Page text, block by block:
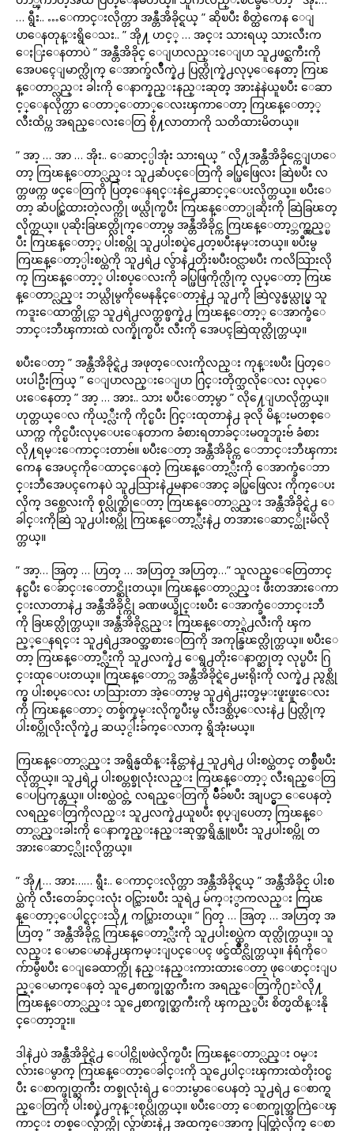
… ရွီး.. …ေကာင္းလိုက္တာ အန္တီအိခိုင္ရယ္ ” ဆိုၿပီး စိတ္ထဲကေန ေျ
ပာေနတုန္းရွိေသး.. ” အို႔ ဟင့္ … အင္း သားရယ္ သားလီးက
ေႏြးေနတာပဲ ” အန္တီအိခိုင္ ေျပာလည္းေျပာ သူ႕ဖင္ႀကီးကို
အေပၚေျမာက္လိုက္ ေအာက္ခ်လိဳက္နဲ႕ ပြတ္လိုက္နဲ႕လုပ္ေနေတာ့ ကြၽ
န္ေတာ္လည္း ခါးကို ေနာက္နည္းနည္းဆုတ္ အားနဲနဲယူၿပီး ေဆာ
င့္ေနလိုက္တာ ေတာ္ေတာ္ေလးၾကာေတာ့ ကြၽန္ေတာ့္
လီးထိပ္က အရည္ေလးေတြ စို႔လာတာကို သတိထားမိတယ္။
” အာ့ … အာ … အိုး.. ေဆာင့္ပါအုံး သားရယ္ ” လို႔အန္တီအိခိုင္ကေျပာေ
တာ့ ကြၽန္ေတာ္လည္း သူ႕ဆံပင္ေတြကို ခပ္ဖြဖြေလး ဆြဲၿပီး လ
က္တဖက္က ဖင္ေတြကို ပြတ္ေနရင္းနဲ႕ေဆာင့္ေပးလိုက္တယ္။ ၿပီးေ
တာ့ ဆံပင္ဆြဲထားတဲ့လက္ကို ဖယ္လိုက္ၿပီး ကြၽန္ေတာ္ပုဆိုးကို ဆြဲခြၽတ္
လိုက္တယ္။ ပုဆိုးခြၽတ္လိုက္ေတာ့မွ အန္တီအိခိုင္က ကြၽန္ေတာ့္ဘက္လွည့္ၿ
ပီး ကြၽန္ေတာ့္ ပါးစပ္ကို သူ႕ပါးစပ္နဲ႕ေတ့ၿပီးနမ္းတယ္။ ၿပီးမွ
ကြၽန္ေတာ့္ပါးစပ္ထဲကို သူ႕ရဲ႕ လွ်ာနဲ႕တိုးၿပီးဝင္လာၿပီး ကလိသြားလို
က္ ကြၽန္ေတာ့္ ပါးစပ္ေလးကို ခပ္ဖြဖြကိုက္လိုက္ လုပ္ေတာ့ ကြၽ
န္ေတာ္လည္း ဘယ္လိုမွကိုမေနနိုင္ေတာ့နဲ႕ သူ႕ကို ဆြဲလွန္မယ္လုပ္မွ သူ
ကဒူးေထာက္ထိုင္ကာ သူ႕ရဲ႕လက္တစ္ဖက္နဲ႕ ကြၽန္ေတာ့္ ေအာက္ခံေ
ဘာင္းဘီၾကားထဲ လက္နိုက္ၿပီး လီးကို အေပၚဆြဲထုတ္လိုက္တယ္။
ၿပီးေတာ့ ” အန္တီအိခိုင္ရဲ႕ အဖုတ္ေလးကိုလည္း ကုန္းၿပီး ပြတ္ေ
ပးပါဦးကြယ္ ” ေျပာလည္းေျပာ ဂြင္းတိုက္သလိုေလး လုပ္ေ
ပးေနေတာ့ ” အာ့ … အား.. သား ၿပီးေတာ့မွာ ” လို႔ေျပာလိုက္တယ္။
ဟုတ္တယ္ေလ ကိုယ့္လီးကို ကိုင္ၿပီး ဂြင္းထုတာနဲ႕ ခုလို မိန္းမတစ္ေ
ယာက္က ကိုင္ၿပီးလုပ္ေပးေနတာက ခံစားရတာခ်င္းမတူဘူးဗ် ခံစား
လို႔ရမ္းေကာင္းတာဗ်။ ၿပီးေတာ့ အန္တီအိခိုင္က ေဘာင္းဘီၾကား
ကေန အေပၚကိုေထာင္ေနတဲ့ ကြၽန္ေတာ့္လီးကို ေအာက္ခံေဘာ
င္းဘီအေပၚကေနပဲ သူ႕သြားနဲ႕မနာေအာင္ ခပ္ဖြဖြေလး ကိုက္ေပး
လိုက္ ဒစ္ကေလးကို စုပ္လိုက္ဆိုေတာ့ ကြၽန္ေတာ္လည္း အန္တီအိခိုင္ရဲ႕ ေ
ခါင္းကိုဆြဲ သူ႕ပါးစပ္ကို ကြၽန္ေတာ့္လီးနဲ႕ တအားေဆာင့္ထိုးမိလို
က္တယ္။
” အာ့… အြတ္ … ဟြတ္ … အဟြတ္ အဟြတ္…” သူလည္ေတြေတာင္
နင္ၿပီး ေခ်ာင္းေတာင္ဆိုးတယ္။ ကြၽန္ေတာ္လည္း ဖီးတအားေကာ
င္းလာတာနဲ႕ အန္တီအိခိုင္ကို ခဏဖယ္ခိုင္းၿပီး ေအာက္ခံေဘာင္းဘီ
ကို ခြၽတ္လိုက္တယ္။ အန္တီအိခိုင္လည္း ကြၽန္ေတာ့္ရဲ႕လီးကို ၾက
ည့္ေနရင္း သူ႕ရဲ႕အဝတ္အစားေတြကို အကုန္ခြၽတ္လိုက္တယ္။ ၿပီးေ
တာ့ ကြၽန္ေတာ့္လီးကို သူ႕လက္နဲ႕ ေရွ႕တိုးေနာက္ဆုတ္ လုပ္ၿပီး ဂြ
င္းထုေပးတယ္။ ကြၽန္ေတာ္က အန္တီအိခိုင္ရဲ႕ေမးရိုးကို လက္နဲ႕ ညွစ္လို
က္မွ ပါးစပ္ေလး ဟသြားတာ အဲ့ေတာ့မွ သူ႕ရဲ႕ႏႈတ္ခမ္းဖူးဖူးေလး
ကို ကြၽန္ေတာ္ တစ္ခ်က္နမ္းလိုက္ၿပီးမွ လီးဒစ္ထိပ္ေလးနဲ႕ ပြတ္လိုက္
ပါးစပ္ကိုလိုးလိုက္နဲ႕ ဆယ့္ငါးခ်က္ေလာက္ ရွိအုံးမယ္။
ကြၽန္ေတာ္လည္း အရွိန္မထိန္းနိုင္တာနဲ႕ သူ႕ရဲ႕ ပါးစပ္ထဲတင္ တစ္ခ်ီၿပီး
လိုက္တယ္။ သူ႕ရဲ႕ ပါးစပ္တစ္ခုလုံးလည္း ကြၽန္ေတာ့္ လီးရည္ေတြ
ေပပြကုန္တယ္။ ပါးစပ္ထဲဝင္တဲ့ လရည္ေတြကို မ်ိဳခ်ၿပီး အျပင္မွာ ေပေနတဲ့
လရည္ေတြကိုလည္း သူ႕လက္နဲ႕ယူၿပီး စုပ္ျပေတာ့ ကြၽန္ေ
တာ္လည္းခါးကို ေနာက္နည္းနည္းဆုတ္အရွိန္ယူၿပီး သူ႕ပါးစပ္ကို တ
အားေဆာင့္လိုးလိုက္တယ္။
” အို႔… အား…… ရွီး.. ေကာင္းလိုက္တာ အန္တီအိခိုင္ရယ္ ” အန္တီအိခိုင္ ပါးစ
ပ္ထဲကို လီးတေခ်ာင္းလုံး ဝင္သြားၿပီး သူရဲ႕ မ်က္ႏွာကလည္း ကြၽ
န္ေတာ့္ေပါင္ရင္းသို႔ ကပ္သြားတယ္။ ” ဂြတ္ … အြတ္ … အဟြတ္ အ
ဟြတ္ ” အန္တီအိခိုင္က ကြၽန္ေတာ့္လီးကို သူ႕ပါးစပ္ထဲက ထုတ္လိုက္တယ္။ သူ
လည္း ေမာေမာနဲ႕ၾကမ္းျပင္ေပၚ ဖင္ခ်ထိဳင္လိုက္တယ္။ နံရံကိုေ
က်ာမွီၿပီး ေျခေထာက္ကို နည္းနည္းကားထားေတာ့ ဖုေဖာင္းျပ
ည့္ေမာက္ေနတဲ့ သူ႕ေစာက္ဖုတ္ႀကီးက အရည္ေတြကို႐ႊဲလို႔
ကြၽန္ေတာ္လည္း သူ႕ေစာက္ဖုတ္ႀကီးကို ၾကည့္ၿပီး စိတ္မထိန္းနို
င္ေတာ့ဘူး။
ဒါနဲ႕ပဲ အန္တီအိခိုင္ရဲ႕ ေပါင္ကိုၿဖဲလိုက္ၿပီး ကြၽန္ေတာ္လည္း ဝမ္း
လ်ားေမွာက္ ကြၽန္ေတာ့ေခါင္းကို သူ႕ေပါင္းၾကားထဲတိုးဝင္ၿ
ပီး ေစာက္ဖုတ္ႀကီး တစ္ခုလုံးရဲ႕ ေဘးမွာေပေနတဲ့ သူ႕ရဲ႕ ေစာက္ရ
ည္ေတြကို ပါးစပ္နဲ႕ကုန္းစုပ္လိုက္တယ္။ ၿပီးေတာ့ ေစာက္ဖုတ္အကြဲေၾ
ကာင္း တစ္ေလွ်ာက္ကို လွ်ာဖ်ားနဲ႕ အထက္ေအာက္ ပြတ္ဆြဲလိုက္ ေစာ